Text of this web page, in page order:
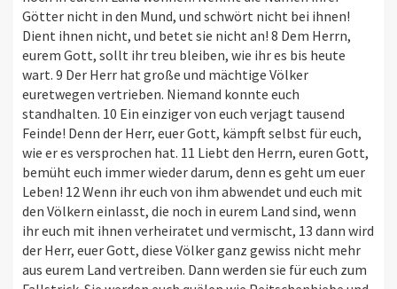
Götter nicht in den Mund, und schwört nicht bei ihnen!
Dient ihnen nicht, und betet sie nicht an! 8 Dem Herrn,
eurem Gott, sollt ihr treu bleiben, wie ihr es bis heute
wart. 9 Der Herr hat große und mächtige Völker
euretwegen vertrieben. Niemand konnte euch
standhalten. 10 Ein einziger von euch verjagt tausend
Feinde! Denn der Herr, euer Gott, kämpft selbst für euch,
wie er es versprochen hat. 11 Liebt den Herrn, euren Gott,
bemüht euch immer wieder darum, denn es geht um euer
Leben! 12 Wenn ihr euch von ihm abwendet und euch mit
den Völkern einlasst, die noch in eurem Land sind, wenn
ihr euch mit ihnen verheiratet und vermischt, 13 dann wird
der Herr, euer Gott, diese Völker ganz gewiss nicht mehr
aus eurem Land vertreiben. Dann werden sie für euch zum